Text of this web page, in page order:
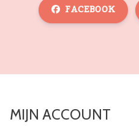
FACEBOOK
MIJN ACCOUNT